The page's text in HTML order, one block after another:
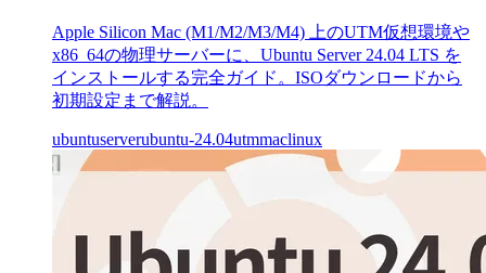
Apple Silicon Mac (M1/M2/M3/M4) 上のUTM仮想環境や
x86_64の物理サーバーに、Ubuntu Server 24.04 LTS を
インストールする完全ガイド。ISOダウンロードから
初期設定まで解説。
ubuntuserverubuntu-24.04utmmaclinux